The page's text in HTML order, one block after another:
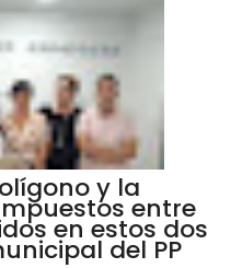
y la
entre
en estos dos
del PP